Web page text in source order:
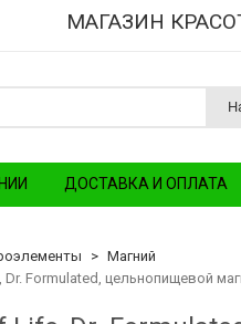
МАГАЗИН
ДОСТАВКА И ОПЛАТА
Магний
Dr. Formulated, цельнопищевой